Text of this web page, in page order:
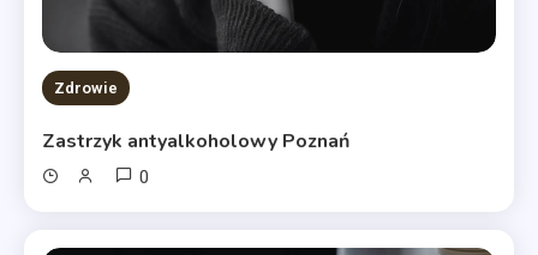
Zdrowie
Zastrzyk antyalkoholowy Poznań
0